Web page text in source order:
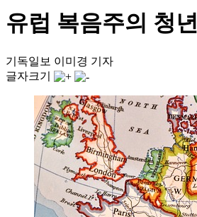
유럽 복음주의 청
기독일보 이미경 기자
글자크기